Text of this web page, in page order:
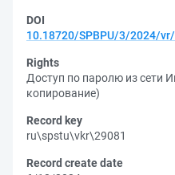
DOI
10.18720/SPBPU/3/2024/
Rights
Доступ по паролю из сети
копирование)
Record key
ru\spstu\vkr\29081
Record create date